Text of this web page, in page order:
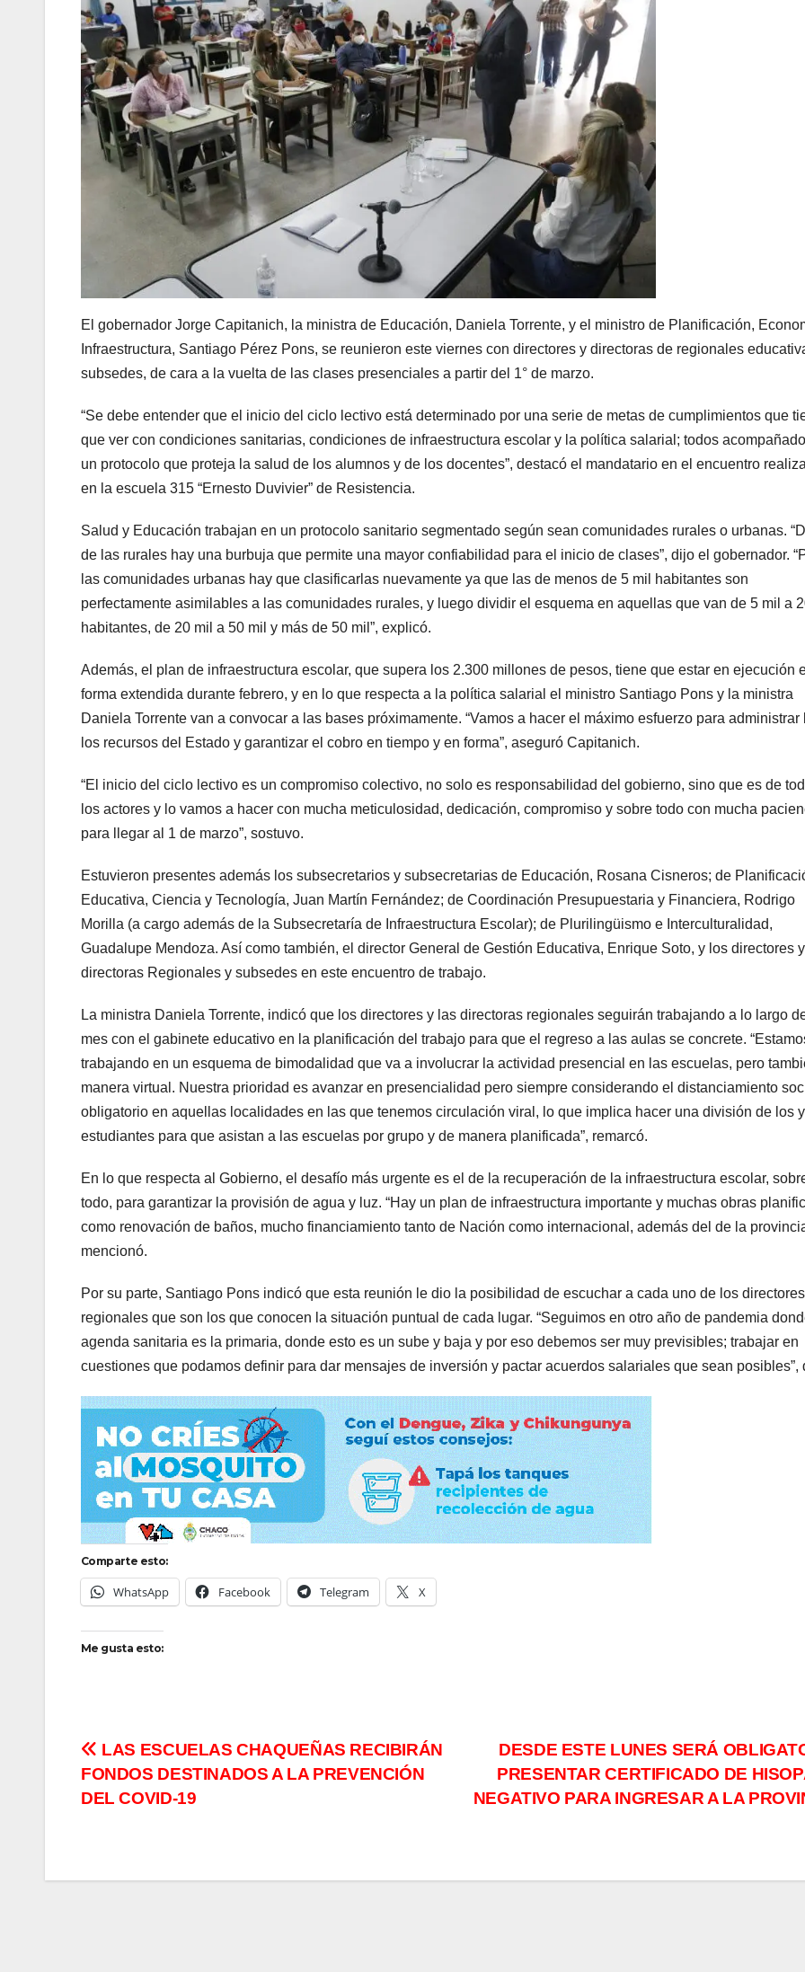
El gobernador Jorge Capitanich, la ministra de Educación, Daniela Torrente, y el ministro de Planificación,
Infraestructura, Santiago Pérez Pons, se reunieron este viernes con directores y directoras de regionales
subsedes, de cara a la vuelta de las clases presenciales a partir del 1° de marzo.
“Se debe entender que el inicio del ciclo lectivo está determinado por una serie de metas de cumplimientos que
que ver con condiciones sanitarias, condiciones de infraestructura escolar y la política salarial; todos
un protocolo que proteja la salud de los alumnos y de los docentes”, destacó el mandatario en el encuentro
en la escuela 315 “Ernesto Duvivier” de Resistencia.
Salud y Educación trabajan en un protocolo sanitario segmentado según sean comunidades rurales o urbanas.
de las rurales hay una burbuja que permite una mayor confiabilidad para el inicio de clases”, dijo el gobernador.
las comunidades urbanas hay que clasificarlas nuevamente ya que las de menos de 5 mil habitantes son
perfectamente asimilables a las comunidades rurales, y luego dividir el esquema en aquellas que van de 5 mil a
habitantes, de 20 mil a 50 mil y más de 50 mil”, explicó.
Además, el plan de infraestructura escolar, que supera los 2.300 millones de pesos, tiene que estar en ejecución
forma extendida durante febrero, y en lo que respecta a la política salarial el ministro Santiago Pons y la ministra
Daniela Torrente van a convocar a las bases próximamente. “Vamos a hacer el máximo esfuerzo para administrar
los recursos del Estado y garantizar el cobro en tiempo y en forma”, aseguró Capitanich.
“El inicio del ciclo lectivo es un compromiso colectivo, no solo es responsabilidad del gobierno, sino que es de
los actores y lo vamos a hacer con mucha meticulosidad, dedicación, compromiso y sobre todo con mucha
para llegar al 1 de marzo”, sostuvo.
Estuvieron presentes además los subsecretarios y subsecretarias de Educación, Rosana Cisneros; de
Educativa, Ciencia y Tecnología, Juan Martín Fernández; de Coordinación Presupuestaria y Financiera, Rodrigo
Morilla (a cargo además de la Subsecretaría de Infraestructura Escolar); de Plurilingüismo e Interculturalidad,
Guadalupe Mendoza. Así como también, el director General de Gestión Educativa, Enrique Soto, y los directores
directoras Regionales y subsedes en este encuentro de trabajo.
La ministra Daniela Torrente, indicó que los directores y las directoras regionales seguirán trabajando a lo largo
mes con el gabinete educativo en la planificación del trabajo para que el regreso a las aulas se concrete.
trabajando en un esquema de bimodalidad que va a involucrar la actividad presencial en las escuelas, pero
manera virtual. Nuestra prioridad es avanzar en presencialidad pero siempre considerando el distanciamiento
obligatorio en aquellas localidades en las que tenemos circulación viral, lo que implica hacer una división de los
estudiantes para que asistan a las escuelas por grupo y de manera planificada”, remarcó.
En lo que respecta al Gobierno, el desafío más urgente es el de la recuperación de la infraestructura escolar,
todo, para garantizar la provisión de agua y luz. “Hay un plan de infraestructura importante y muchas obras
como renovación de baños, mucho financiamiento tanto de Nación como internacional, además del de la
mencionó.
Por su parte, Santiago Pons indicó que esta reunión le dio la posibilidad de escuchar a cada uno de los directores
regionales que son los que conocen la situación puntual de cada lugar. “Seguimos en otro año de pandemia
agenda sanitaria es la primaria, donde esto es un sube y baja y por eso debemos ser muy previsibles; trabajar en
cuestiones que podamos definir para dar mensajes de inversión y pactar acuerdos salariales que sean posibles”,
Comparte esto:
WhatsApp Facebook Telegram X
Me gusta esto:
Navegación
de
DESDE ESTE LUNES SERÁ
PRESENTAR CERTIFICADO DE
NEGATIVO PARA INGRESAR A LA
LAS ESCUELAS CHAQUEÑAS RECIBIRÁN
FONDOS DESTINADOS A LA PREVENCIÓN
DEL COVID-19